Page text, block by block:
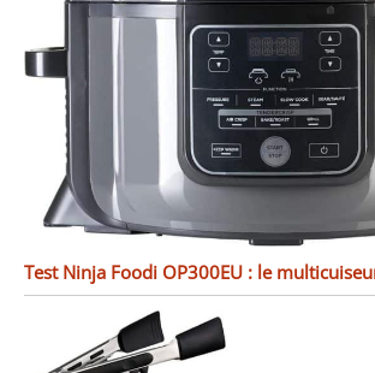
Test Ninja Foodi OP300EU : le